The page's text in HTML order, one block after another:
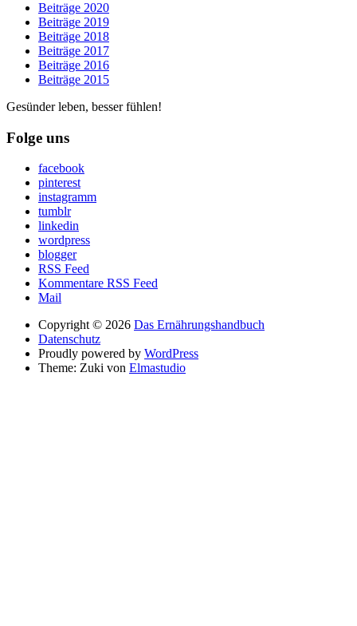
Beiträge 2020
Beiträge 2019
Beiträge 2018
Beiträge 2017
Beiträge 2016
Beiträge 2015
Gesünder leben, besser fühlen!
Folge uns
facebook
pinterest
instagramm
tumblr
linkedin
wordpress
blogger
RSS Feed
Kommentare RSS Feed
Mail
Copyright © 2026 Das Ernährungshandbuch
Datenschutz
Proudly powered by WordPress
Theme: Zuki von Elmastudio